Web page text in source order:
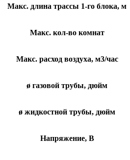
Макс. длина трассы 1-го блока, м
Макс. кол-во комнат
Макс. расход воздуха, м3/час
ø газовой трубы, дюйм
ø жидкостной трубы, дюйм
Напряжение, В